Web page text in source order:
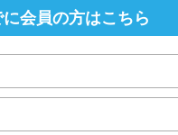
会員の方はこちら